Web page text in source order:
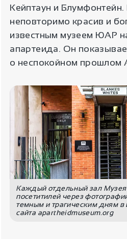
Кейптаун и
неповторимо красив и
известным музеем ЮАР
апартеида. Он
о неспокойном прошлом
Каждый отдельный зал Музея
посетитилей через
темным и трагическим дням в
сайта apartheidmuseum.org